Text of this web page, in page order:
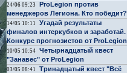
24/06 09:23
ProLegion против
менеджеров Легиона. Кто победит?
14/05 10:11
Угадай результаты
финалов интеркубков и заработай.
Конкурс прогнозистов от ProLegion
10/05 10:54 Четырнадцатый квест
"Занавес" от ProLegion
03/05 08:41
Тринадцатый квест "Всё